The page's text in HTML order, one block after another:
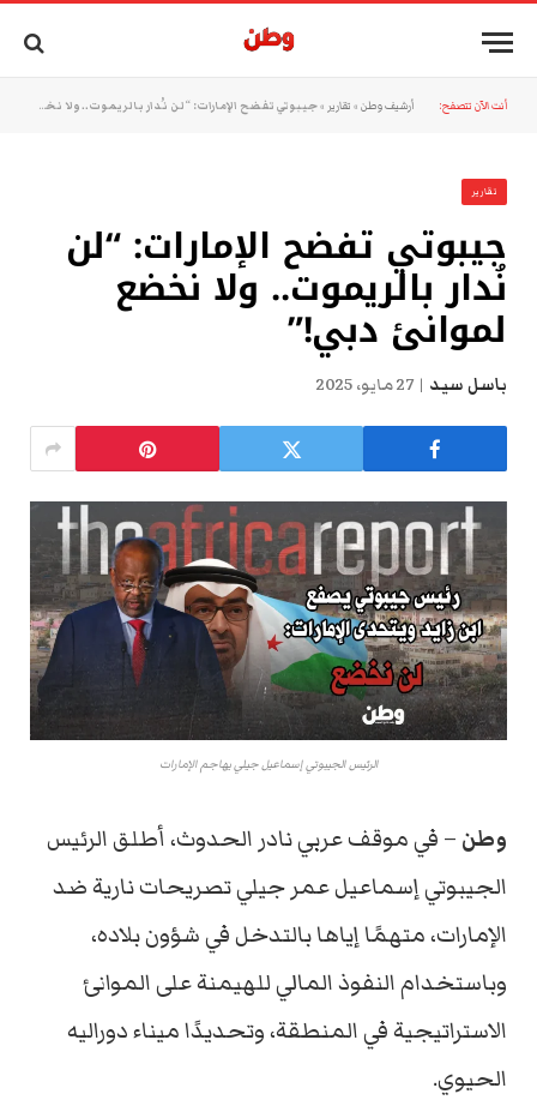
أنت الآن تتصفح: أرشيف وطن » تقارير »جيبوتي تفضح الإمارات: “لن نُدار بالريموت.. ولا نخضع لموانئ دبي!”
تقارير
جيبوتي تفضح الإمارات: “لن
نُدار بالريموت.. ولا نخضع
لموانئ دبي!”
باسل سيد 27 مايو، 2025
الرئيس الجيبوتي إسماعيل جيلي يهاجم الإمارات
وطن – في موقف عربي نادر الحدوث، أطلق الرئيس
الجيبوتي إسماعيل عمر جيلي تصريحات نارية ضد
الإمارات، متهمًا إياها بالتدخل في شؤون بلاده،
وباستخدام النفوذ المالي للهيمنة على الموانئ
الاستراتيجية في المنطقة، وتحديدًا ميناء دوراليه
الحيوي.